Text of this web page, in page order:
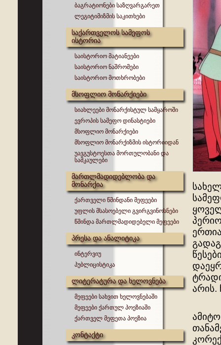
ბაგრატიონები საზღვარგარეთ
ლეგიტიმიზმის საკითხები
საქართველოს სამეფოს
ისტორია
საისტორიო მატიანეები
საისტორიო ნაშრომები
საისტორიო მოთხრობები
მსოფლიო მონარქიები
სიახლეები მონარქისტულ სამყაროში
ევროპის სამეფო დინასტიები
მსოფლიო მონარქიები
მსოფლიო მონარქიზმის ისტორიიდან
უავგუსტოესთა მორთულობანი და
სამკაულები
მართლმადიდებლობა და
მონარქია
ქართველი წმინდანი მეფეები
უფლის მსასოებელი გვირგვინოსნები
წმინდა მართლმადიდებელი მეფეები
პრესა და ანალიტიკა
ინტერვიუ
პუბლიცისტიკა
ლიტერატურა და ხელოვნება
მეფეები სახვით ხელოვნებაში
მეფეები ქართულ პოეზიაში
ქართველ მეფეთა პოეზია
კონტაქტი